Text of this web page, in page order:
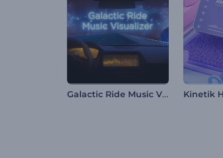
Galactic Ride Music Visualizer